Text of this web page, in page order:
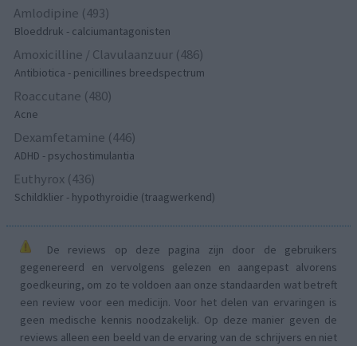
Amlodipine (493)
Bloeddruk - calciumantagonisten
Amoxicilline / Clavulaanzuur (486)
Antibiotica - penicillines breedspectrum
Roaccutane (480)
Acne
Dexamfetamine (446)
ADHD - psychostimulantia
Euthyrox (436)
Schildklier - hypothyroidie (traagwerkend)
De reviews op deze pagina zijn door de gebruikers
gegenereerd en vervolgens gelezen en aangepast alvorens
goedkeuring, om zo te voldoen aan onze standaarden wat betreft
een review voor een medicijn. Voor het delen van ervaringen is
geen medische kennis noodzakelijk. Op deze manier geven de
reviews alleen een beeld van de ervaring van de schrijvers en niet